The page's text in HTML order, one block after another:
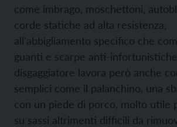
come imbrago, moschettoni,
corde statiche ad alta resistenza,
all’abbigliamento specifico che
guanti e scarpe anti-
disgaggiatore lavora però anche
semplici come il palanchino, una
con un piede di porco, molto utile
su sassi altrimenti difficili da